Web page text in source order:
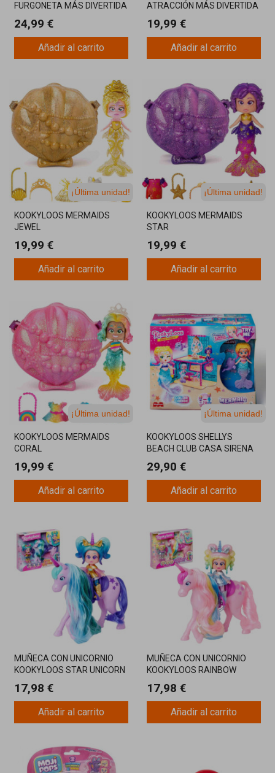
FURGONETA MÁS DIVERTIDA
24,99 €
Añadir al carrito
ATRACCIÓN MÁS DIVERTIDA
FAVORITAS
19,99 €
Añadir al carrito
¡Última unidad!
KOOKYLOOS MERMAIDS
JEWEL
19,99 €
Añadir al carrito
¡Última unidad!
KOOKYLOOS MERMAIDS
STAR
19,99 €
Añadir al carrito
¡Última unidad!
KOOKYLOOS MERMAIDS
CORAL
19,99 €
Añadir al carrito
¡Última unidad!
KOOKYLOOS SHELLYS
BEACH CLUB CASA SIRENA
29,90 €
Añadir al carrito
MUÑECA CON UNICORNIO
KOOKYLOOS STAR UNICORN
17,98 €
Añadir al carrito
MUÑECA CON UNICORNIO
KOOKYLOOS RAINBOW
17,98 €
Añadir al carrito